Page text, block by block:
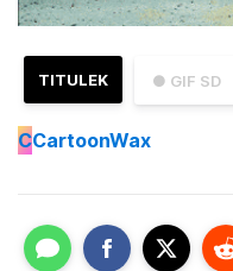
● GIF SD
TITULEK
CCartoonWax